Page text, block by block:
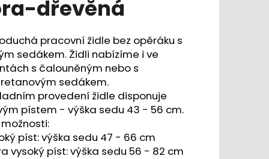
dřevěná
pracovní židle bez opěráku s
sedákem. Židli nabízíme i ve
s čalouněným nebo s
sedákem.
provedení židle disponuje
pístem - výška sedu 43 - 56 cm.
píst: výška sedu 47 - 66 cm
vysoký píst: výška sedu 56 - 82 cm
DUCK